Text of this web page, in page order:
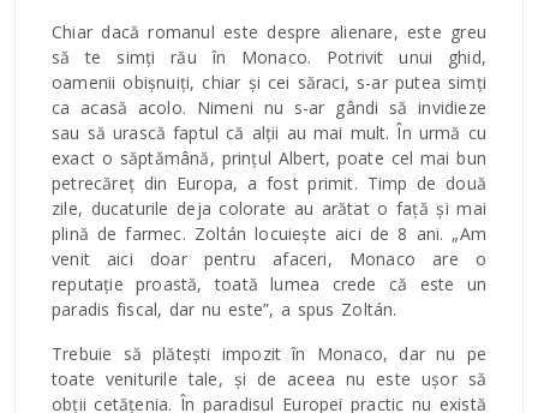
Chiar dacă romanul este despre alienare, este greu
să te simți rău în Monaco. Potrivit unui ghid,
oamenii obișnuiți, chiar și cei săraci, s-ar putea simți
ca acasă acolo. Nimeni nu s-ar gândi să invidieze
sau să urască faptul că alții au mai mult. În urmă cu
exact o săptămână, prințul Albert, poate cel mai bun
petrecăreț din Europa, a fost primit. Timp de două
zile, ducaturile deja colorate au arătat o față și mai
plină de farmec. Zoltán locuiește aici de 8 ani. „Am
venit aici doar pentru afaceri, Monaco are o
reputație proastă, toată lumea crede că este un
paradis fiscal, dar nu este”, a spus Zoltán.
Trebuie să plătești impozit în Monaco, dar nu pe
toate veniturile tale, și de aceea nu este ușor să
obții cetățenia. În paradisul Europei practic nu există